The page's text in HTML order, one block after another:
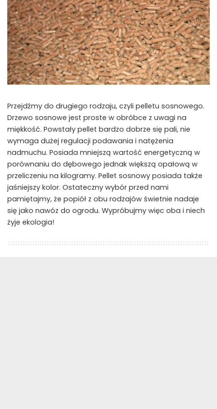
Przejdźmy do drugiego rodzaju, czyli pelletu sosnowego.
Drzewo sosnowe jest proste w obróbce z uwagi na
miękkość. Powstały pellet bardzo dobrze się pali, nie
wymaga dużej regulacji podawania i natężenia
nadmuchu. Posiada mniejszą wartość energetyczną w
porównaniu do dębowego jednak większą opałową w
przeliczeniu na kilogramy. Pellet sosnowy posiada także
jaśniejszy kolor. Ostateczny wybór przed nami
pamiętajmy, że popiół z obu rodzajów świetnie nadaje
się jako nawóz do ogrodu. Wypróbujmy więc oba i niech
żyje ekologia!